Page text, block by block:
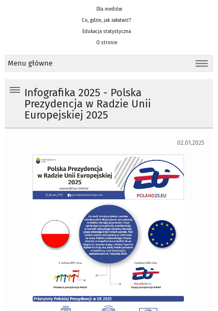
Dla mediów
Co, gdzie, jak załatwić?
Edukacja statystyczna
O stronie
Menu główne
Infografika 2025 - Polska
Prezydencja w Radzie Unii
Europejskiej 2025
02.01.2025